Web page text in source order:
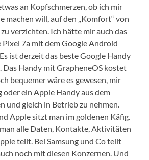
an Kopfschmerzen, ob ich mir
machen will, auf den „Komfort“ von
verzichten. Ich hätte mir auch das
Pixel 7a mit dem Google Android
ist derzeit das beste Google Handy
Das Handy mit GrapheneOS kostet
bequemer wäre es gewesen, mir
oder ein Apple Handy aus dem
und gleich in Betrieb zu nehmen.
Apple sitzt man im goldenen Käfig.
alle Daten, Kontakte, Aktivitäten
teilt. Bei Samsung und Co teilt
noch mit diesen Konzernen. Und